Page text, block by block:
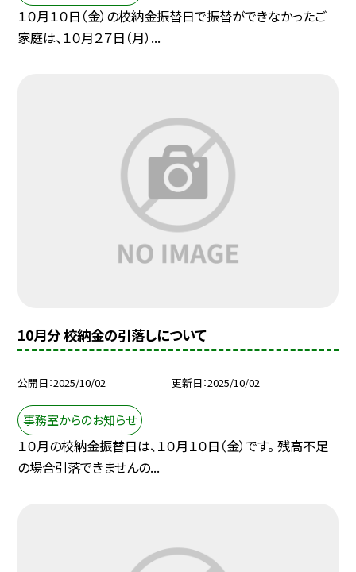
１０月１０日（金）の校納金振替日で振替ができなかったご
家庭は、１０月２７日（月）...
10月分 校納金の引落しについて
公開日 2025/10/02 更新日 2025/10/02
事務室からのお知らせ
１０月の校納金振替日は、１０月１０日（金）です。 残高不足
の場合引落できませんの...